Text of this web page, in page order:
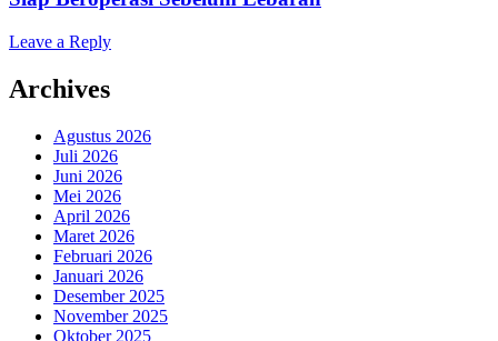
Leave a Reply
Archives
Agustus 2026
Juli 2026
Juni 2026
Mei 2026
April 2026
Maret 2026
Februari 2026
Januari 2026
Desember 2025
November 2025
Oktober 2025